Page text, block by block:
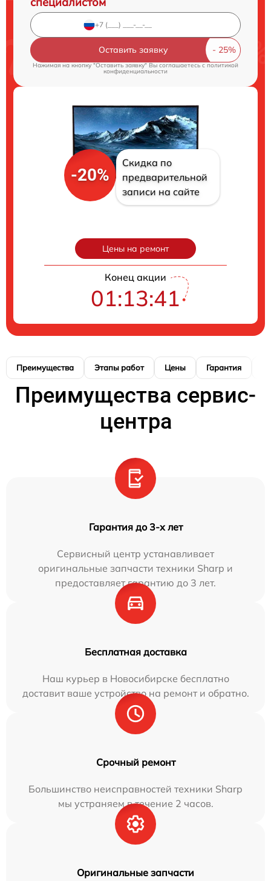
Оставить заявку
Нажимая на кнопку "Оставить заявку" Вы соглашаетесь cполитикой
конфиденциальности
-20%
Скидка по
предварительной
записи на сайте
Цены на ремонт
Конец акции
01:13:39
Преимущества Этапы работ Цены Гарантия
Преимущества сервис-
центра
Гарантия до 3-х лет
Сервисный центр устанавливает
оригинальные запчасти техники Sharp и
предоставляет гарантию до 3 лет.
Бесплатная доставка
Наш курьер в Новосибирске бесплатно
доставит ваше устройство на ремонт и обратно.
Срочный ремонт
Большинство неисправностей техники Sharp
мы устраняем в течение 2 часов.
Оригинальные запчасти